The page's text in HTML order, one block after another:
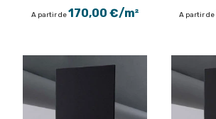
A partir de170,00 €/m² A partir de